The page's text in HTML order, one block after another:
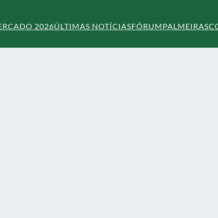
2026ÚLTIMAS NOTÍCIASFÓRUMPALMEIRAS